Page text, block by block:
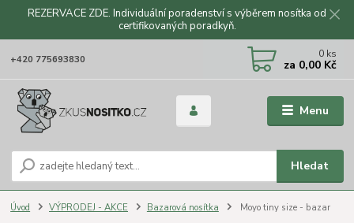
REZERVACE ZDE. Individuální poradenství s výběrem nosítka od
certifikovaných poradkyň.
Menu
Hledat
+420 775693830 0 ks
za 0,00 Kč
Úvod VÝPRODEJ - AKCE Bazarová nosítka Moyo tiny size - bazar